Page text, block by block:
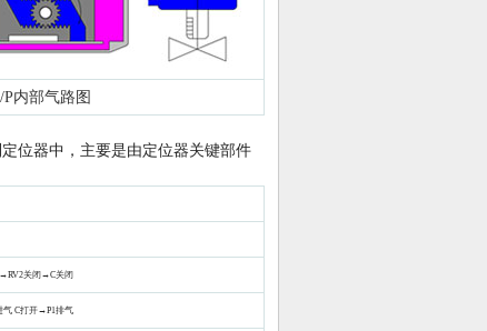
内部气路图
位器中，主要是由定位器关键部件
关闭→C关闭
气 C打开→P1排气